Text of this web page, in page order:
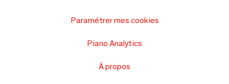
Paramétrer mes cookies
Piano Analytics
À propos